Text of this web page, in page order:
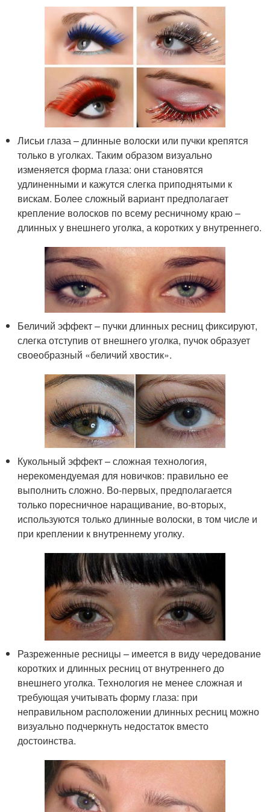
Лисьи глаза – длинные волоски или пучки крепятся
только в уголках. Таким образом визуально
изменяется форма глаза: они становятся
удлиненными и кажутся слегка приподнятыми к
вискам. Более сложный вариант предполагает
крепление волосков по всему ресничному краю –
длинных у внешнего уголка, а коротких у внутреннего.
Беличий эффект – пучки длинных ресниц фиксируют,
слегка отступив от внешнего уголка, пучок образует
своеобразный «беличий хвостик».
Кукольный эффект – сложная технология,
нерекомендуемая для новичков: правильно ее
выполнить сложно. Во-первых, предполагается
только поресничное наращивание, во-вторых,
используются только длинные волоски, в том числе и
при креплении к внутреннему уголку.
Разреженные ресницы – имеется в виду чередование
коротких и длинных ресниц от внутреннего до
внешнего уголка. Технология не менее сложная и
требующая учитывать форму глаза: при
неправильном расположении длинных ресниц можно
визуально подчеркнуть недостаток вместо
достоинства.